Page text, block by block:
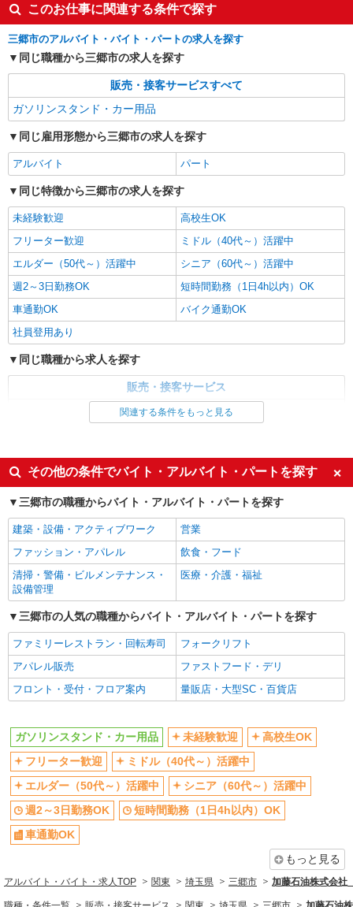
このお仕事に関連する条件で探す
三郷市のアルバイト・バイト・パートの求人を探す
同じ職種から三郷市の求人を探す
販売・接客サービスすべて
ガソリンスタンド・カー用品
同じ雇用形態から三郷市の求人を探す
アルバイト パート
同じ特徴から三郷市の求人を探す
未経験歓迎
高校生OK
フリーター歓迎
ミドル（40代～）活躍中
エルダー（50代～）活躍中
シニア（60代～）活躍中
週2～3日勤務OK
短時間勤務（1日4h以内）OK
車通勤OK
バイク通勤OK
社員登用あり
同じ職種から求人を探す
販売・接客サービス
ガソリンスタンド・カー用品
未経験歓迎
高校生OK
ミドル（40代～）活躍中
週2～3日勤務OK
短時間勤務（1日4h以内）OK
車通勤OK
社員登用あり
関連する条件をもっと見る
その他の条件でバイト・アルバイト・パートを探す
三郷市の職種からバイト・アルバイト・パートを探す
建築・設備・アクティブワーク
営業
ファッション・アパレル
飲食・フード
清掃・警備・ビルメンテナンス・
設備管理
医療・介護・福祉
三郷市の人気の職種からバイト・アルバイト・パートを探す
ファミリーレストラン・回転寿司
フォークリフト
アパレル販売
ファストフード・デリ
フロント・受付・フロア案内
量販店・大型SC・百貨店
ガソリンスタンド・カー用品 未経験歓迎
高校生OK
フリーター歓迎
ミドル（40代～）活躍中
エルダー（50代～）活躍中
シニア（60代～）活躍中
週2～3日勤務OK
短時間勤務（1日4h以内）OK
車通勤OK
もっと見る
アルバイト・バイト・求人TOP 関東 埼玉県 三郷市 加藤石油株式会